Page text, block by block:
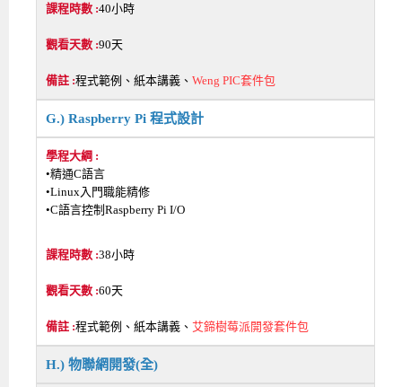
40小時
90天
程式範例、紙本講義、 Weng PIC套件包
G.) Raspberry Pi 程式設計
•精通C語言
•Linux入門職能精修
•C語言控制Raspberry Pi I/O
38小時
60天
程式範例、紙本講義、 艾鍗樹莓派開發套件包
H.) 物聯網開發(全)